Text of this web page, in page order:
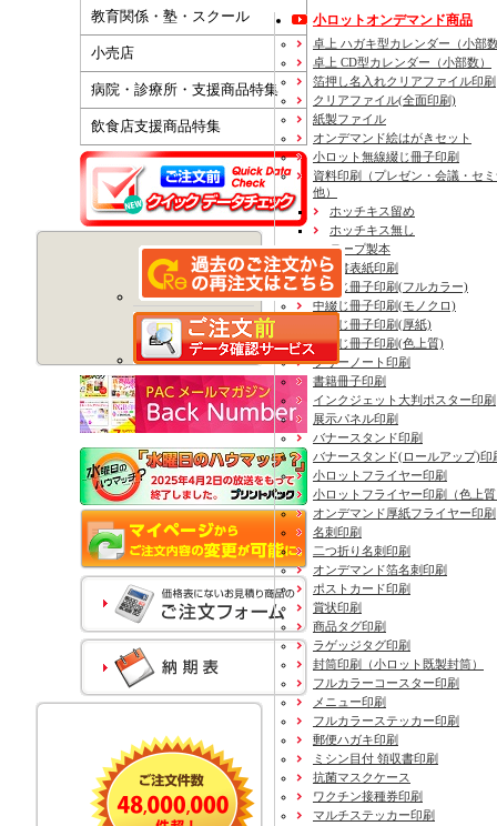
教育関係・塾・スクール
小売店
病院・診療所・支援商品特集
飲食店支援商品特集
小ロットオンデマンド商品
卓上 ハガキ型カレンダー（小部
卓上 CD型カレンダー（小部数）
箔押し名入れクリアファイル印刷
クリアファイル(全面印刷)
紙製ファイル
オンデマンド絵はがきセット
小ロット無線綴じ冊子印刷
資料印刷
（プレゼン・会議・セ
他）
ホッチキス留め
ホッチキス無し
テープ製本
見積書表紙印刷
中綴じ冊子印刷(フルカラー)
中綴じ冊子印刷(モノクロ)
中綴じ冊子印刷(厚紙)
中綴じ冊子印刷(色上質)
フリーノート印刷
書籍冊子印刷
インクジェット大判ポスター印刷
展示パネル印刷
バナースタンド印刷
バナースタンド(ロールアップ)印
小ロットフライヤー印刷
小ロットフライヤー印刷（色上
オンデマンド厚紙フライヤー印刷
名刺印刷
二つ折り名刺印刷
オンデマンド箔名刺印刷
ポストカード印刷
賞状印刷
商品タグ印刷
ラゲッジタグ印刷
封筒印刷
（小ロット既製封筒）
フルカラーコースター印刷
メニュー印刷
フルカラーステッカー印刷
郵便ハガキ印刷
ミシン目付 領収書印刷
抗菌マスクケース
ワクチン接種券印刷
マルチステッカー印刷